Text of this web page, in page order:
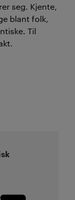
seg. Kjente,
blant folk,
. Til
.